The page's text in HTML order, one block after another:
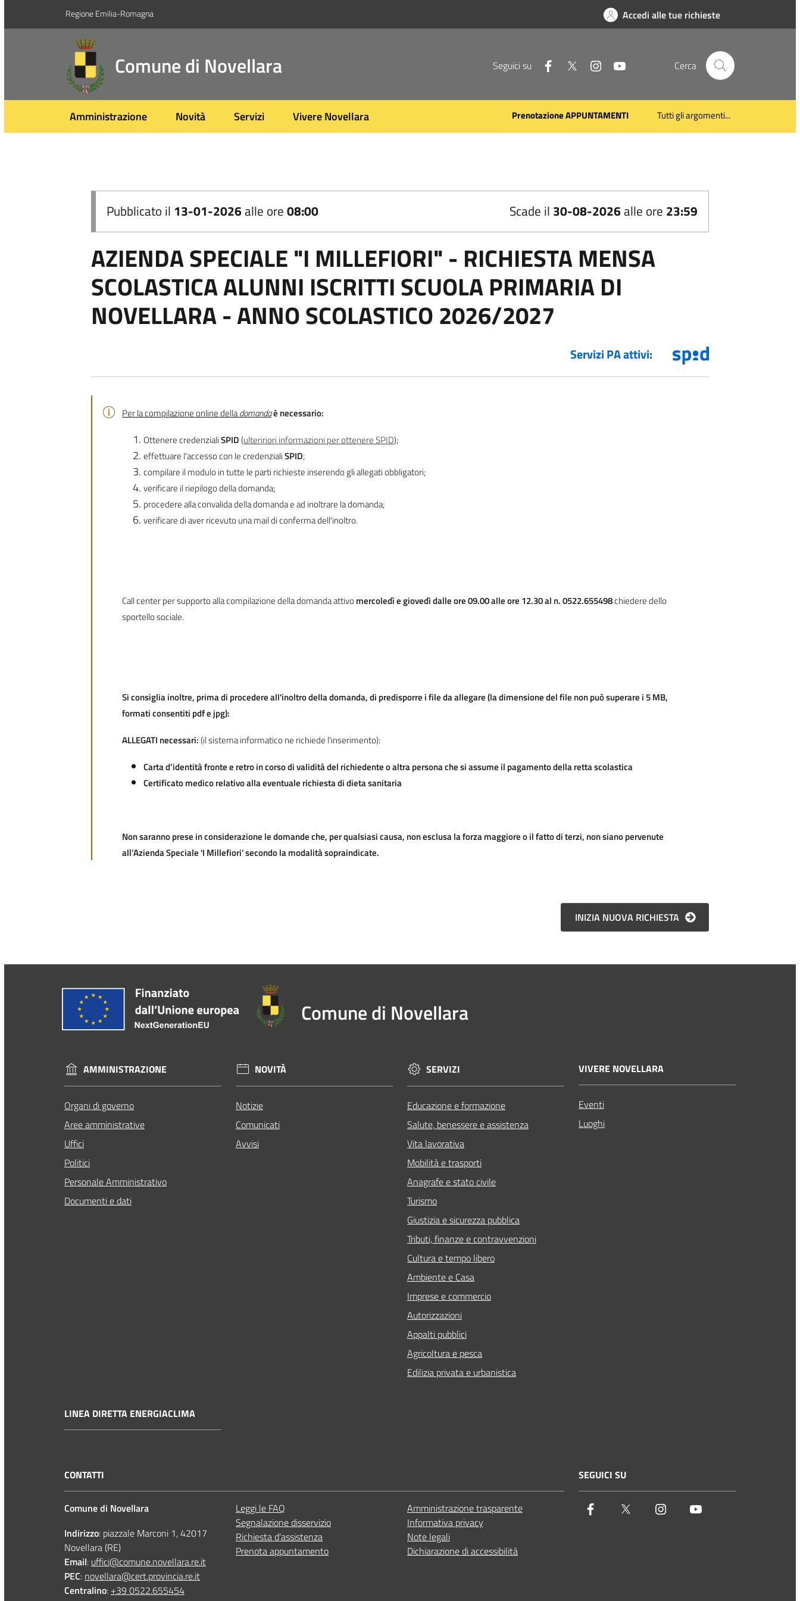
Regione Emilia-Romagna Accedi alle tue richieste
Comune di Novellara Seguici su FacebookTwitter Instagram Cerca
Amministrazione Novità Servizi Vivere Novellara Prenotazione APPUNTAMENTI Tutti gli argomenti...
Pubblicato il 13-01-2026alle ore08:00 Scade il 30-08-2026alle ore 23:59
AZIENDA SPECIALE "I MILLEFIORI" - RICHIESTA MENSA
SCOLASTICA ALUNNI ISCRITTI SCUOLA PRIMARIA DI
NOVELLARA - ANNO SCOLASTICO 2026/2027
Servizi PA attivi:
Per la compilazione online delladomandaè necessario:
Ottenere credenzialiSPID(ulteririori informazioni per ottenere SPID);
effettuare l'accesso con le credenzialiSPID;
compilare il modulo in tutte le parti richieste inserendo gli allegati obbligatori;
verificare il riepilogo della domanda;
procedere alla convalida della domanda e ad inoltrare la domanda;
verificare di aver ricevuto una mail di conferma dell'inoltro.
Call center per supporto alla compilazione della domanda attivo mercoledì e giovedì dalle ore 09.00 alle ore 12.30 al n. 0522.655498chiedere dello
sportello sociale.
Si consiglia inoltre, prima di procedere all'inoltro della domanda, di predisporre i file da allegare (la dimensione del file non può superare i 5 MB,
formati consentiti pdf e jpg):
ALLEGATI necessari:(il sistema informatico ne richiede l'inserimento):
Carta d’identità fronte e retro in corso di validità del richiedente o altra persona che si assume il pagamento della retta scolastica
Certificato medico relativo alla eventuale richiesta di dieta sanitaria
Non saranno prese in considerazione le domande che, per qualsiasi causa, non esclusa la forza maggiore o il fatto di terzi, non siano pervenute
all’Azienda Speciale 'I Millefiori' secondo la modalità sopraindicate.
Comune di Novellara
AMMINISTRAZIONE
Organi di governo
Aree amministrative
Uffici
Politici
Personale Amministrativo
Documenti e dati
NOVITÀ
Notizie
Comunicati
Avvisi
SERVIZI
Educazione e formazione
Salute, benessere e assistenza
Vita lavorativa
Mobilità e trasporti
Anagrafe e stato civile
Turismo
Giustizia e sicurezza pubblica
Tributi, finanze e contravvenzioni
Cultura e tempo libero
Ambiente e Casa
Imprese e commercio
Autorizzazioni
Appalti pubblici
Agricoltura e pesca
Edilizia privata e urbanistica
VIVERE NOVELLARA
Eventi
Luoghi
LINEA DIRETTA ENERGIACLIMA
CONTATTI
Comune di Novellara
Indirizzo: piazzale Marconi 1, 42017
Novellara (RE)
Email: uffici@comune.novellara.re.it
PEC: novellara@cert.provincia.re.it
Centralino: +39 0522.655454
Leggi le FAQ
Segnalazione disservizio
Richiesta d'assistenza
Prenota appuntamento
Amministrazione trasparente
Informativa privacy
Note legali
Dichiarazione di accessibilità
SEGUICI SU
Facebook Twitter Instagram